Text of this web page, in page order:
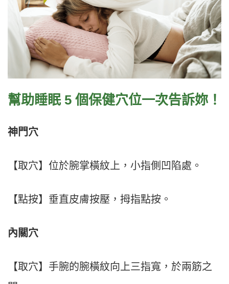
幫助睡眠 5 個保健穴位一次告訴妳！
神門穴
【取穴】位於腕掌橫紋上，小指側凹陷處。
【點按】垂直皮膚按壓，拇指點按。
內關穴
【取穴】手腕的腕橫紋向上三指寬，於兩筋之